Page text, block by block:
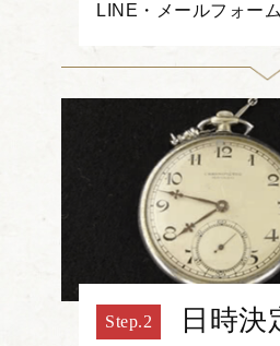
LINE・メールフォー
日時決